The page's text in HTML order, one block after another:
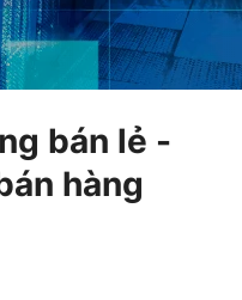
bán lẻ -
hàng